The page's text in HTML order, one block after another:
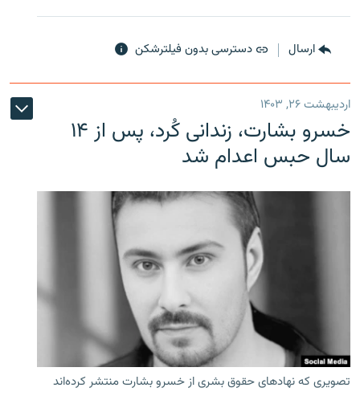
ارسال دسترسی بدون فیلترشکن
اردیبهشت ۲۶, ۱۴۰۳
خسرو بشارت، زندانی کُرد، پس از ۱۴
سال حبس اعدام شد
تصویری که نهادهای حقوق بشری از خسرو بشارت منتشر کرده‌اند